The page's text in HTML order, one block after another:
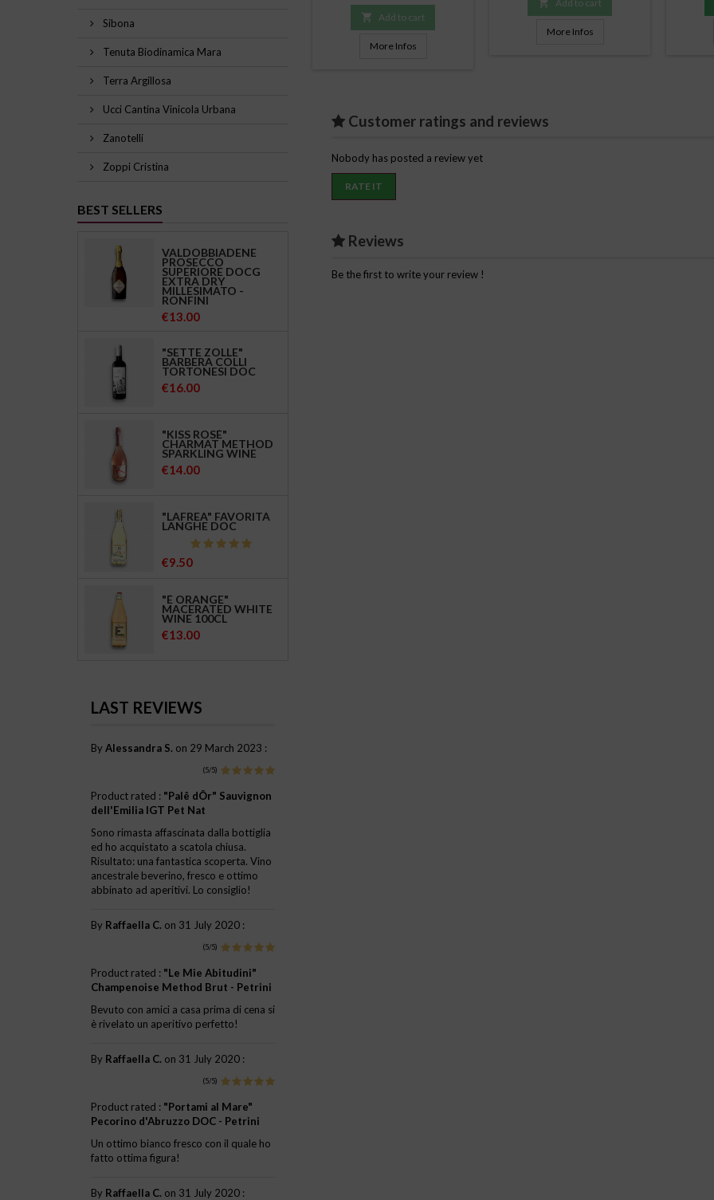
Sibona
Tenuta Biodinamica Mara
Terra Argillosa
Ucci Cantina Vinicola Urbana
Zanotelli
Zoppi Cristina
BEST SELLERS
VALDOBBIADENE
PROSECCO
SUPERIORE DOCG
EXTRA DRY
MILLESIMATO -
RONFINI
Price
€13.00
"SETTE ZOLLE"
BARBERA COLLI
TORTONESI DOC
Price
€16.00
"KISS ROSÈ"
CHARMAT METHOD
SPARKLING WINE
Price
€14.00
"LAFREA" FAVORITA
LANGHE DOC
Price
€9.50
"È ORANGE"
MACERATED WHITE
WINE 100CL
Price
€13.00
LAST REVIEWS
ByAlessandra S. on 29 March 2023 :
(5/5)
Product rated : "Palê dÔr" Sauvignon
dell'Emilia IGT Pet Nat
Sono rimasta affascinata dalla bottiglia
ed ho acquistato a scatola chiusa.
Risultato: una fantastica scoperta. Vino
ancestrale beverino, fresco e ottimo
abbinato ad aperitivi. Lo consiglio!
By Raffaella C. on 31 July 2020 :
(5/5)
Product rated : "Le Mie Abitudini"
Champenoise Method Brut - Petrini
Bevuto con amici a casa prima di cena si
è rivelato un aperitivo perfetto!
By Raffaella C. on 31 July 2020 :
(5/5)
Product rated : "Portami al Mare"
Pecorino d'Abruzzo DOC - Petrini
Un ottimo bianco fresco con il quale ho
fatto ottima figura!
By Raffaella C. on 31 July 2020 :
 Add to cart
More Infos
 Add to cart
More Infos
Customer ratings and reviews
Nobody has posted a review yet
RATE IT
Reviews
Be the first to write your review !